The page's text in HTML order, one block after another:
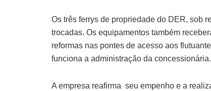
Os três ferrys de propriedade do DER, sob
trocadas. Os equipamentos também
reformas nas pontes de acesso aos
funciona a administração da concessionária.
A empresa reafirma seu empenho e a